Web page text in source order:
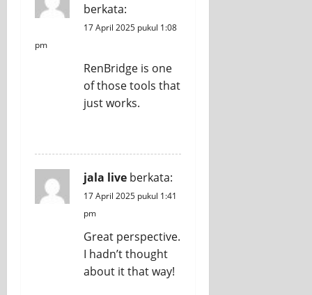
berkata:
17 April 2025 pukul 1:08
pm
RenBridge is one
of those tools that
just works.
jala live berkata:
17 April 2025 pukul 1:41
pm
Great perspective.
I hadn’t thought
about it that way!